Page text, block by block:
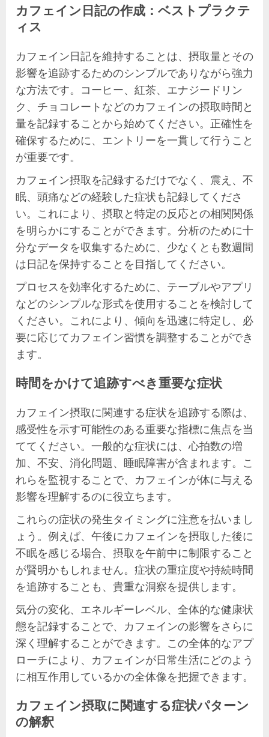
カフェイン日記の作成：ベストプラクテ
ィス
カフェイン日記を維持することは、摂取量とその
影響を追跡するためのシンプルでありながら強力
な方法です。コーヒー、紅茶、エナジードリン
ク、チョコレートなどのカフェインの摂取時間と
量を記録することから始めてください。正確性を
確保するために、エントリーを一貫して行うこと
が重要です。
カフェイン摂取を記録するだけでなく、震え、不
眠、頭痛などの経験した症状も記録してくださ
い。これにより、摂取と特定の反応との相関関係
を明らかにすることができます。分析のために十
分なデータを収集するために、少なくとも数週間
は日記を保持することを目指してください。
プロセスを効率化するために、テーブルやアプリ
などのシンプルな形式を使用することを検討して
ください。これにより、傾向を迅速に特定し、必
要に応じてカフェイン習慣を調整することができ
ます。
時間をかけて追跡すべき重要な症状
カフェイン摂取に関連する症状を追跡する際は、
感受性を示す可能性のある重要な指標に焦点を当
ててください。一般的な症状には、心拍数の増
加、不安、消化問題、睡眠障害が含まれます。こ
れらを監視することで、カフェインが体に与える
影響を理解するのに役立ちます。
これらの症状の発生タイミングに注意を払いまし
ょう。例えば、午後にカフェインを摂取した後に
不眠を感じる場合、摂取を午前中に制限すること
が賢明かもしれません。症状の重症度や持続時間
を追跡することも、貴重な洞察を提供します。
気分の変化、エネルギーレベル、全体的な健康状
態を記録することで、カフェインの影響をさらに
深く理解することができます。この全体的なアプ
ローチにより、カフェインが日常生活にどのよう
に相互作用しているかの全体像を把握できます。
カフェイン摂取に関連する症状パターン
の解釈